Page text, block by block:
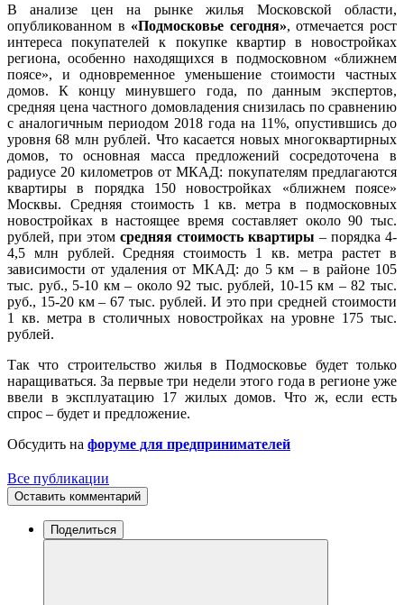
В анализе цен на рынке жилья Московской области,
опубликованном в «Подмосковье сегодня», отмечается рост
интереса покупателей к покупке квартир в новостройках
региона, особенно находящихся в подмосковном «ближнем
поясе», и одновременное уменьшение стоимости частных
домов. К концу минувшего года, по данным экспертов,
средняя цена частного домовладения снизилась по сравнению
с аналогичным периодом 2018 года на 11%, опустившись до
уровня 68 млн рублей. Что касается новых многоквартирных
домов, то основная масса предложений сосредоточена в
радиусе 20 километров от МКАД: покупателям предлагаются
квартиры в порядка 150 новостройках «ближнем поясе»
Москвы. Средняя стоимость 1 кв. метра в подмосковных
новостройках в настоящее время составляет около 90 тыс.
рублей, при этом средняя стоимость квартиры – порядка 4-
4,5 млн рублей. Средняя стоимость 1 кв. метра растет в
зависимости от удаления от МКАД: до 5 км – в районе 105
тыс. руб., 5-10 км – около 92 тыс. рублей, 10-15 км – 82 тыс.
руб., 15-20 км – 67 тыс. рублей. И это при средней стоимости
1 кв. метра в столичных новостройках на уровне 175 тыс.
рублей.
Так что строительство жилья в Подмосковье будет только
наращиваться. За первые три недели этого года в регионе уже
ввели в эксплуатацию 17 жилых домов. Что ж, если есть
спрос – будет и предложение.
Обсудить на форуме для предпринимателей
Все публикации
Оставить комментарий
Поделиться